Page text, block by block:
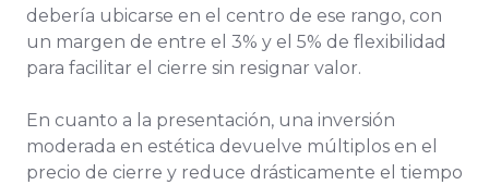
debería ubicarse en el centro de ese rango, con
un margen de entre el 3% y el 5% de flexibilidad
para facilitar el cierre sin resignar valor.
En cuanto a la presentación, una inversión
moderada en estética devuelve múltiplos en el
precio de cierre y reduce drásticamente el tiempo